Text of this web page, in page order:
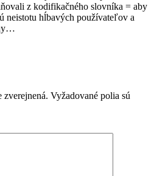
z kodifikačného slovníka = aby
neistotu hĺbavých používateľov a
zverejnená. Vyžadované polia sú